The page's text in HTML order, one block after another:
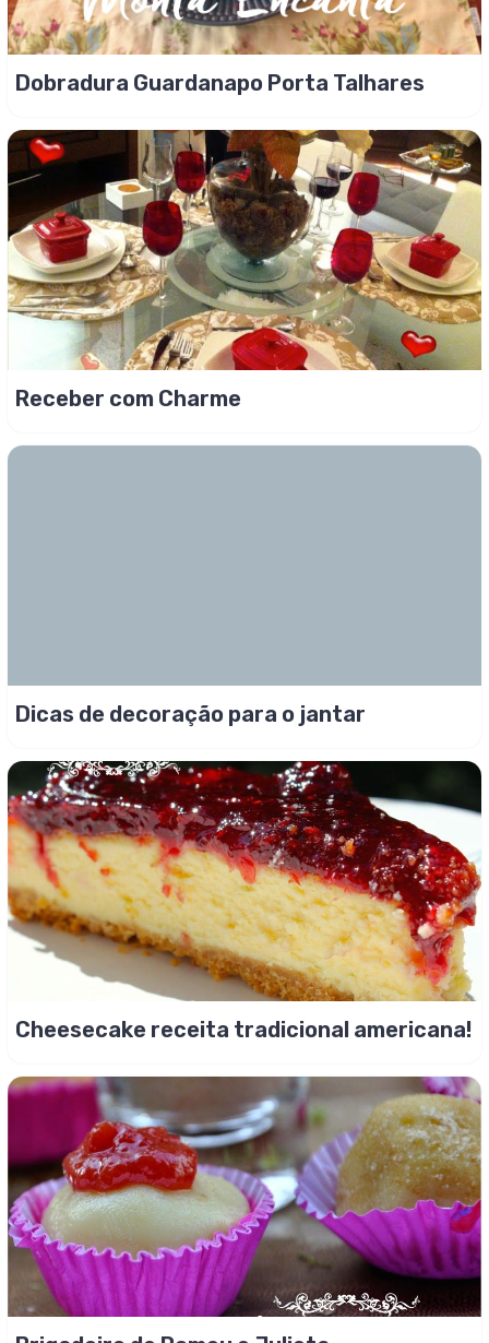
Dobradura Guardanapo Porta Talhares
Receber com Charme
Dicas de decoração para o jantar
Cheesecake receita tradicional americana!